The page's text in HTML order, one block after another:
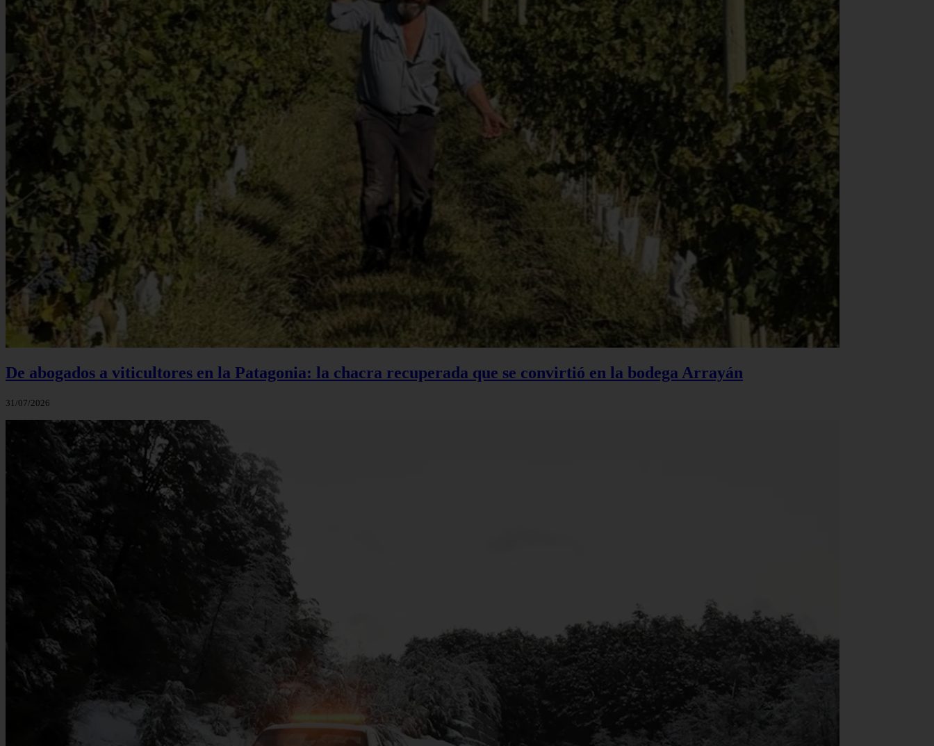
De abogados a viticultores en la Patagonia: la chacra recuperada que se convirtió en la bodega Arrayán
31/07/2026